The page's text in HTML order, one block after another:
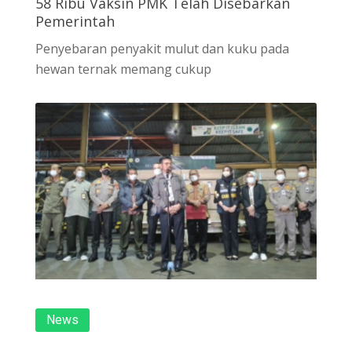
Pemerintah
Penyebaran penyakit mulut dan kuku pada
hewan ternak memang cukup
News